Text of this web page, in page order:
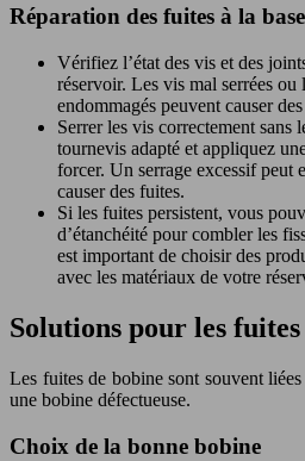
Réparation des fuites à la
Vérifiez l’état des vis et des
réservoir. Les vis mal serrées ou
endommagés peuvent causer
Serrer les vis correctement sans
tournevis adapté et appliquez
forcer. Un serrage excessif peut
causer des fuites.
Si les fuites persistent, vous
d’étanchéité pour combler les
est important de choisir des
avec les matériaux de votre
Solutions pour les
Les fuites de bobine sont souvent
une bobine défectueuse.
Choix de la bonne bobine